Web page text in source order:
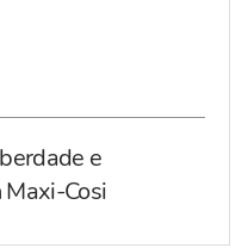
e
Maxi-Cosi